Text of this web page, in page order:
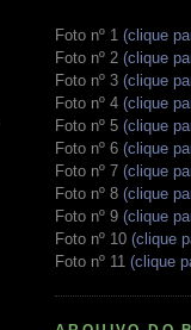
Foto nº 1 (clique
Foto nº 2 (clique
Foto nº 3 (clique
Foto nº 4 (clique
Foto nº 5 (clique
Foto nº 6 (clique
Foto nº 7 (clique
Foto nº 8 (clique
Foto nº 9 (clique
Foto nº 10 (clique
Foto nº 11 (clique